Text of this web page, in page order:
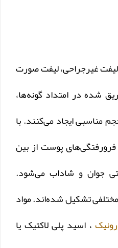
غیرجراحی، لیفت صورت
شده در امتداد گونه‌ها،
مناسبی ایجاد می‌کنند. با
پوست از بین
جوان و شاداب می‌شود.
تشکیل شده‌اند. مواد
، اسید پلی لاکتیک یا